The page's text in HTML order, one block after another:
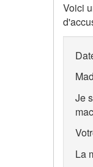
Voici
Je
La